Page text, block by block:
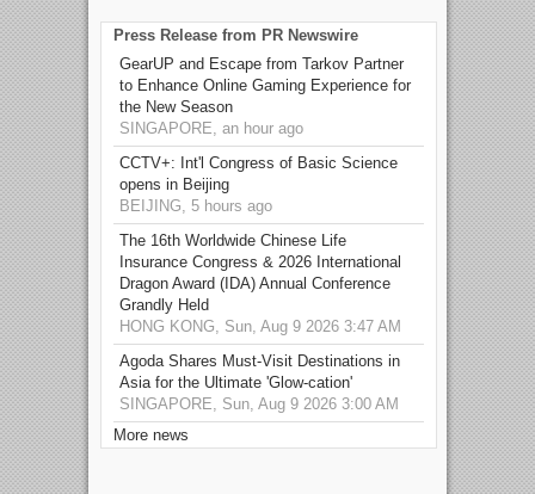
Press Release from PR Newswire
GearUP and Escape from Tarkov Partner
to Enhance Online Gaming Experience for
the New Season
SINGAPORE, an hour ago
CCTV+: Int'l Congress of Basic Science
opens in Beijing
BEIJING, 5 hours ago
The 16th Worldwide Chinese Life
Insurance Congress & 2026 International
Dragon Award (IDA) Annual Conference
Grandly Held
HONG KONG, Sun, Aug 9 2026 3:47 AM
Agoda Shares Must-Visit Destinations in
Asia for the Ultimate 'Glow-cation'
SINGAPORE, Sun, Aug 9 2026 3:00 AM
More news